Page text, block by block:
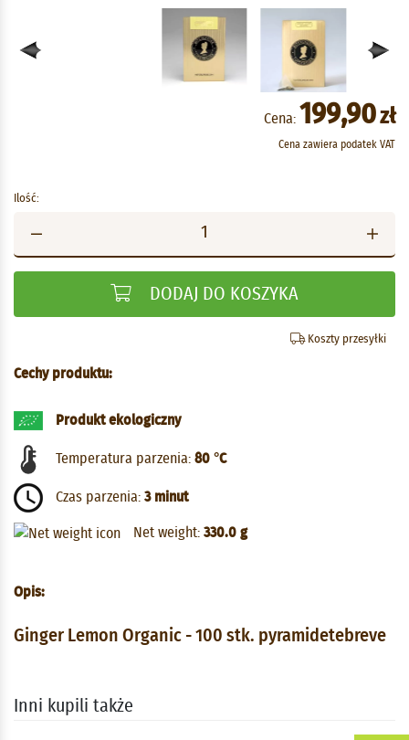
Cena: 199,90zł
Cena zawiera podatek VAT
Ilość:
DODAJ DO KOSZYKA
Koszty przesyłki
Cechy produktu:
Produkt ekologiczny
Temperatura parzenia: 80 °C
Czas parzenia: 3 minut
Net weight: 330.0 g
Opis:
Ginger Lemon Organic - 100 stk. pyramidetebreve
Inni kupili także